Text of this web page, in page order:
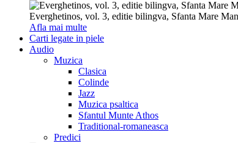
Everghetinos, vol. 3, editie bilingva, Sfanta Mare
Afla mai multe
Carti legate in piele
Audio
Muzica
Clasica
Colinde
Jazz
Muzica psaltica
Sfantul Munte Athos
Traditional-romaneasca
Predici